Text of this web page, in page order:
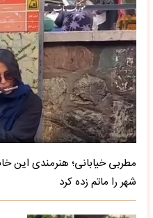
مطربی خیابانی؛ هنرمندی این
شهر را ماتم زده کرد